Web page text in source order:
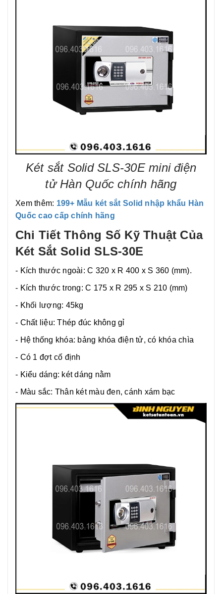
Két sắt Solid SLS-30E mini điện
tử Hàn Quốc chính hãng
Xem thêm: 199+ Mẫu két sắt Solid nhập khẩu Hàn
Quốc cao cấp chính hãng
Chi Tiết Thông Số Kỹ Thuật Của
Két Sắt Solid SLS-30E
- Kích thước ngoài: C 320 x R 400 x S 360 (mm).
- Kích thước trong: C 175 x R 295 x S 210 (mm)
- Khối lượng: 45kg
- Chất liệu: Thép đúc không gỉ
- Hệ thống khóa: bảng khóa điện tử, có khóa chìa
- Có 1 đợt cố định
- Kiểu dáng: két dáng nằm
- Màu sắc: Thân két màu đen, cánh xám bạc